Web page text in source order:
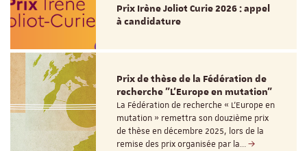
Prix Irène Joliot Curie 2026 : appel
à candidature
Prix de thèse de la Fédération de
recherche "L’Europe en mutation"
La Fédération de recherche « L’Europe en
mutation » remettra son douzième prix
de thèse en décembre 2025, lors de la
remise des prix organisée par la…